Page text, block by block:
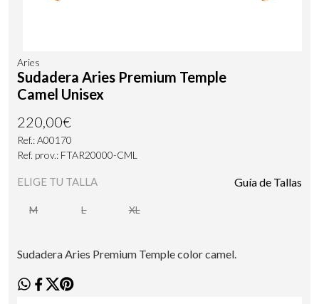
Aries
Sudadera Aries Premium Temple
Camel Unisex
220,00€
Ref.: A00170
Ref. prov.: FTAR20000-CML
ELIGE TU TALLA Guía de Tallas
M L XL
Sudadera Aries Premium Temple color camel.